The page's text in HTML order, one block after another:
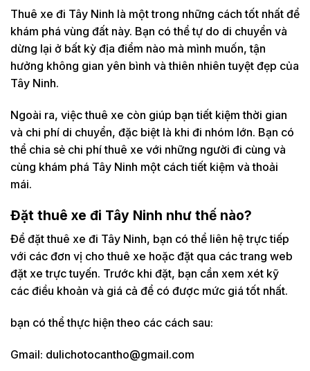
Thuê xe đi Tây Ninh là một trong những cách tốt nhất để
khám phá vùng đất này. Bạn có thể tự do di chuyển và
dừng lại ở bất kỳ địa điểm nào mà mình muốn, tận
hưởng không gian yên bình và thiên nhiên tuyệt đẹp của
Tây Ninh.
Ngoài ra, việc thuê xe còn giúp bạn tiết kiệm thời gian
và chi phí di chuyển, đặc biệt là khi đi nhóm lớn. Bạn có
thể chia sẻ chi phí thuê xe với những người đi cùng và
cùng khám phá Tây Ninh một cách tiết kiệm và thoải
mái.
Đặt thuê xe đi Tây Ninh như thế nào?
Để đặt thuê xe đi Tây Ninh, bạn có thể liên hệ trực tiếp
với các đơn vị cho thuê xe hoặc đặt qua các trang web
đặt xe trực tuyến. Trước khi đặt, bạn cần xem xét kỹ
các điều khoản và giá cả để có được mức giá tốt nhất.
bạn có thể thực hiện theo các cách sau:
Gmail: dulichotocantho@gmail.com